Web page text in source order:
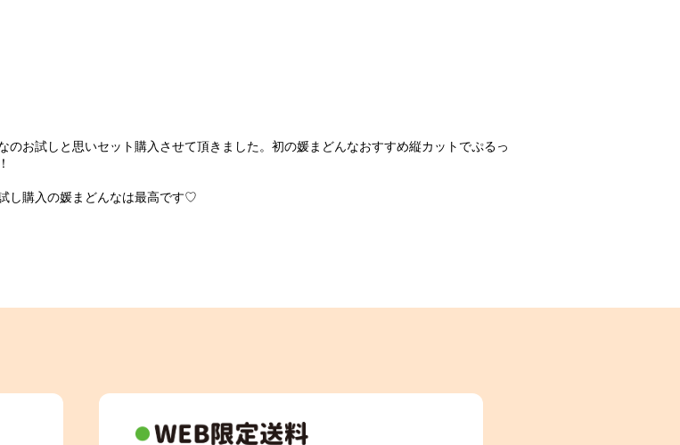
お試しと思いセット購入させて頂きました。初の媛まどんなおすすめ縦カットでぷるっ
し購入の媛まどんなは最高です♡